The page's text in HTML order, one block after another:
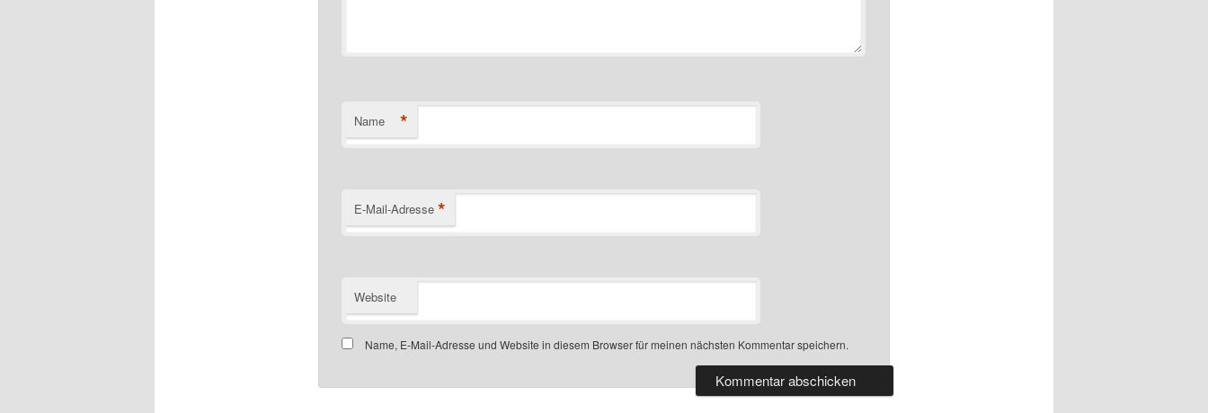
Name *
E-Mail-Adresse *
Website
Name, E-Mail-Adresse und Website in diesem Browser für meinen nächsten Kommentar speichern.